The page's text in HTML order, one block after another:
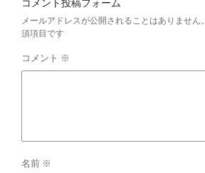
コメント投稿フォーム
メールアドレスが公開されることはありません。
須項目です
コメント ※
名前 ※